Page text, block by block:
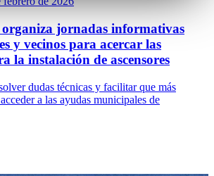
jornadas informativas
y vecinos para acercar las
la instalación de ascensores
dudas técnicas y facilitar que más
a las ayudas municipales de